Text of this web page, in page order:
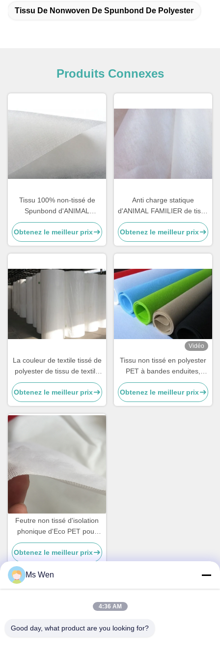
Tissu De Nonwoven De Spunbond De Polyester
Produits Connexes
Tissu 100% non-tissé de
Spunbond d'ANIMAL
FAMILIER de polyester pour
l'impression jetable de
masques protecteurs 3ply
Obtenez le meilleur prix
Anti charge statique
d'ANIMAL FAMILIER de tissu
non-tissé professionnel de
Spunbond pour des
protections de formation
d'animal familier
Obtenez le meilleur prix
La couleur de textile tissé de
polyester de tissu de textile
tissé d'ANIMAL FAMILIER de
100% non non a adapté aux
besoins du client
Obtenez le meilleur prix
Vidéo
Tissu non tissé en polyester
PET à bandes enduites,
adapté à la décoration
murale
Obtenez le meilleur prix
Feutre non tissé d'isolation
phonique d'Eco PET pour
l'approvisionnement en vrac
direct d'usine étanche à
l'humidité de mur
Obtenez le meilleur prix
Contactez rapidement
Adresse
Ms Wen
4:36 AM
Good day, what product are you looking for?